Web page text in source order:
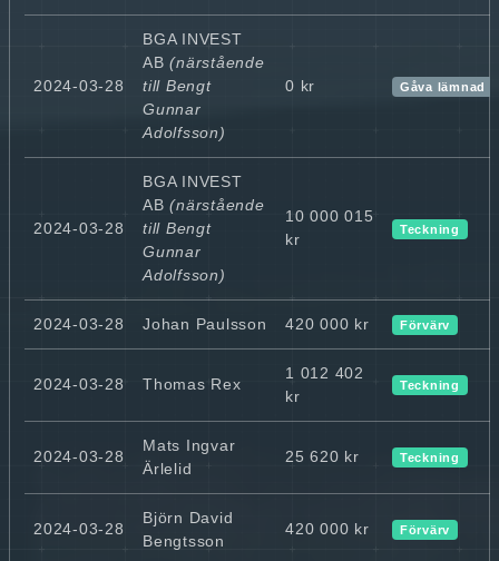
2024-03-28
BGA INVEST
AB (närstående
till Bengt
Gunnar
Adolfsson)
0 kr Gåva lämnad
2024-03-28
BGA INVEST
AB (närstående
till Bengt
Gunnar
Adolfsson)
10 000 015
kr
Teckning
2024-03-28 Johan Paulsson 420 000 kr Förvärv
2024-03-28 Thomas Rex
1 012 402
kr
Teckning
2024-03-28
Mats Ingvar
Ärlelid
25 620 kr Teckning
2024-03-28
Björn David
Bengtsson
420 000 kr Förvärv